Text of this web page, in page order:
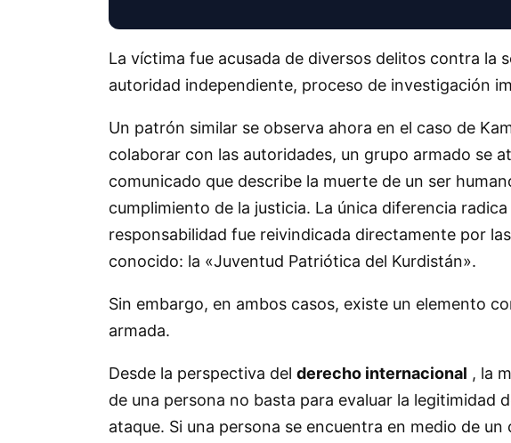
La víctima fue acusada de diversos delitos contra
autoridad independiente, proceso de investigación
Un patrón similar se observa ahora en el caso de
colaborar con las autoridades, un grupo armado se
comunicado que describe la muerte de un ser
cumplimiento de la justicia. La única diferencia
responsabilidad fue reivindicada directamente por
conocido: la «Juventud Patriótica del Kurdistán».
Sin embargo, en ambos casos, existe un elemento
armada.
Desde la perspectiva del derecho internacional , la
de una persona no basta para evaluar la legitimidad
ataque. Si una persona se encuentra en medio de